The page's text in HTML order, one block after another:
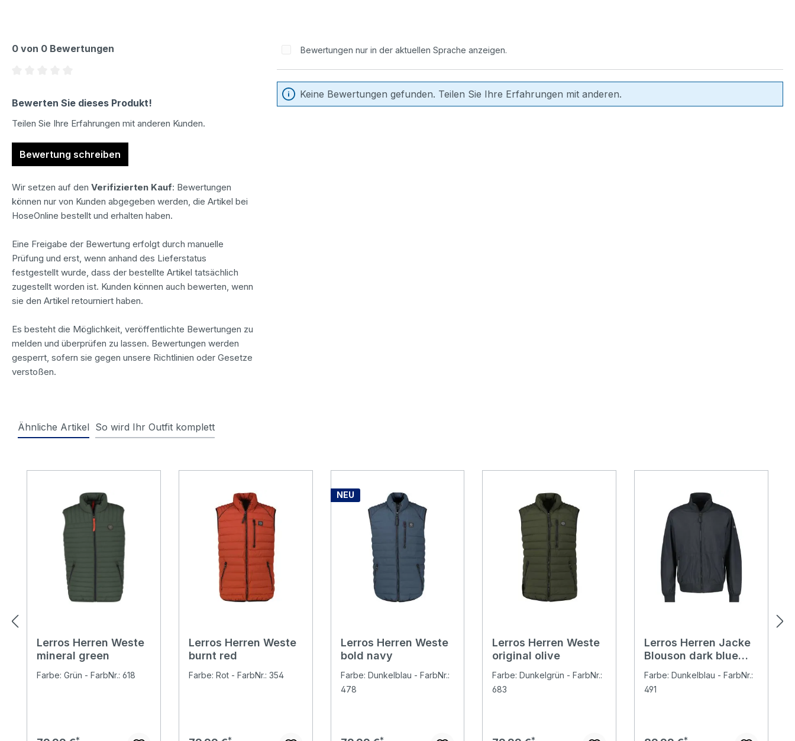
0 von 0 Bewertungen
Bewerten Sie dieses Produkt!
Teilen Sie Ihre Erfahrungen mit anderen Kunden.
Bewertung schreiben
Wir setzen auf den Verifizierten Kauf: Bewertungen
können nur von Kunden abgegeben werden, die Artikel bei
HoseOnline bestellt und erhalten haben.
Eine Freigabe der Bewertung erfolgt durch manuelle
Prüfung und erst, wenn anhand des Lieferstatus
festgestellt wurde, dass der bestellte Artikel tatsächlich
zugestellt worden ist. Kunden können auch bewerten, wenn
sie den Artikel retourniert haben.
Es besteht die Möglichkeit, veröffentlichte Bewertungen zu
melden und überprüfen zu lassen. Bewertungen werden
gesperrt, sofern sie gegen unsere Richtlinien oder Gesetze
verstoßen.
Bewertungen nur in der aktuellen Sprache anzeigen.
Keine Bewertungen gefunden. Teilen Sie Ihre Erfahrungen mit anderen.
Ähnliche Artikel So wird Ihr Outfit komplett
Lerros Herren Weste
mineral green
Farbe: Grün - FarbNr.: 618
Lerros Herren Weste
burnt red
Farbe: Rot - FarbNr.: 354
NEU
Lerros Herren Weste
bold navy
Farbe: Dunkelblau - FarbNr.:
478
Lerros Herren Weste
original olive
Farbe: Dunkelgrün - FarbNr.:
683
Lerros Herren Jacke
Blouson dark blue
Farbe: Dunkelblau - FarbNr.:
491